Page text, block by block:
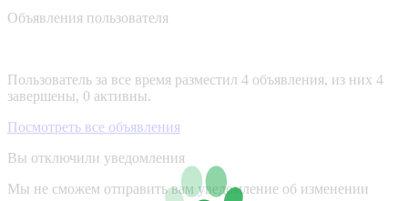
Объявления пользователя
Пользователь за все время разместил 4 объявления, из них 4
завершены, 0 активны.
Посмотреть все объявления
Вы отключили уведомления
Мы не сможем отправить вам уведомление об изменении